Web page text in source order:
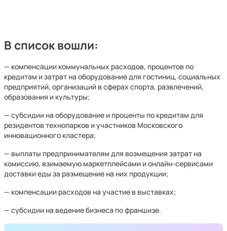
В список вошли:
— компенсации коммунальных расходов, процентов по
кредитам и затрат на оборудование для гостиниц, социальных
предприятий, организаций в сферах спорта, развлечений,
образования и культуры;
— субсидии на оборудование и проценты по кредитам для
резидентов технопарков и участников Московского
инновационного кластера;
— выплаты предпринимателям для возмещения затрат на
комиссию, взимаемую маркетплейсами и онлайн-сервисами
доставки еды за размещение на них продукции;
— компенсации расходов на участие в выставках;
— субсидии на ведение бизнеса по франшизе.